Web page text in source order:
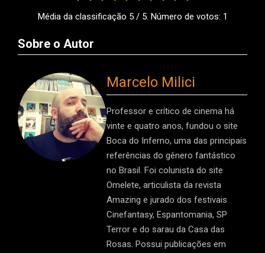
Média da classificação 5/ 5. Número de votos: 1
Sobre o Autor
Marcelo Milici
Professor e crítico de cinema há
vinte e quatro anos, fundou o site
Boca do Inferno, uma das principais
referências do gênero fantástico
no Brasil. Foi colunista do site
Omelete, articulista da revista
Amazing e jurado dos festivais
Cinefantasy, Espantomania, SP
Terror e do sarau da Casa das
Rosas. Possui publicações em